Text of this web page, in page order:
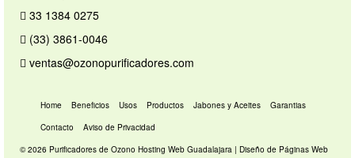
33 1384 0275
(33) 3861-0046
ventas@ozonopurificadores.com
Home Beneficios Usos Productos Jabones y Aceites
Garantias
Contacto
Aviso de Privacidad
© 2026 Purificadores de Ozono Hosting Web Guadalajara | Diseño de Páginas Web